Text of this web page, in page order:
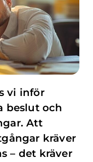
vi inför
beslut och
Att
kräver
– det kräver